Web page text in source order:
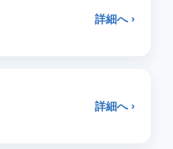
詳細へ ›
詳細へ ›